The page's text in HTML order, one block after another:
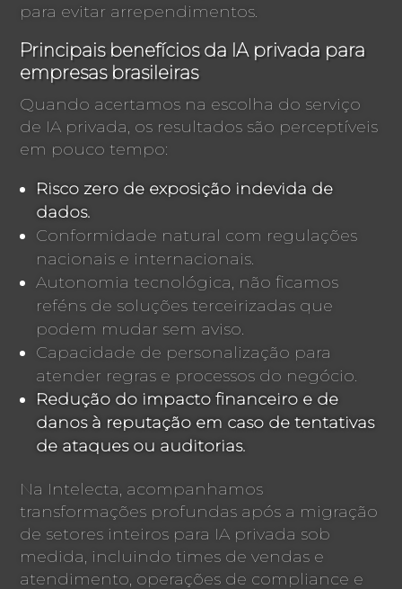
para evitar arrependimentos.
Principais benefícios da IA privada para
empresas brasileiras
Quando acertamos na escolha do serviço
de IA privada, os resultados são perceptíveis
em pouco tempo:
Risco zero de exposição indevida de
dados.
Conformidade natural com regulações
nacionais e internacionais.
Autonomia tecnológica, não ficamos
reféns de soluções terceirizadas que
podem mudar sem aviso.
Capacidade de personalização para
atender regras e processos do negócio.
Redução do impacto financeiro e de
danos à reputação em caso de tentativas
de ataques ou auditorias.
Na Intelecta, acompanhamos
transformações profundas após a migração
de setores inteiros para IA privada sob
medida, incluindo times de vendas e
atendimento, operações de compliance e